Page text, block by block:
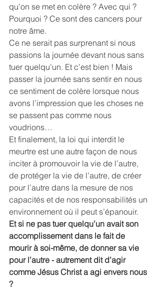
qu’on se met en colère ? Avec qui ?
Pourquoi ? Ce sont des cancers pour
notre âme.
Ce ne serait pas surprenant si nous
passions la journée devant nous sans
tuer quelqu’un. Et c’est bien ! Mais
passer la journée sans sentir en nous
ce sentiment de colère lorsque nous
avons l’impression que les choses ne
se passent pas comme nous
voudrions…
Et finalement, la loi qui interdit le
meurtre est une autre façon de nous
inciter à promouvoir la vie de l’autre,
de protéger la vie de l’autre, de créer
pour l’autre dans la mesure de nos
capacités et de nos responsabilités un
environnement où il peut s’épanouir.
Et si ne pas tuer quelqu’un avait son
accomplissement dans le fait de
mourir à soi-même, de donner sa vie
pour l’autre - autrement dit d’agir
comme Jésus Christ a agi envers nous
?